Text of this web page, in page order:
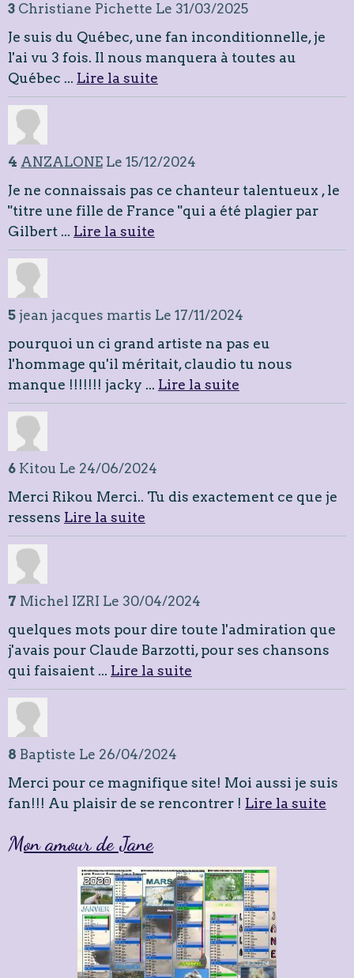
3 Christiane Pichette Le 31/03/2025
Je suis du Québec, une fan inconditionnelle, je
l'ai vu 3 fois. Il nous manquera à toutes au
Québec ... Lire la suite
4 ANZALONE Le 15/12/2024
Je ne connaissais pas ce chanteur talentueux , le
"titre une fille de France "qui a été plagier par
Gilbert ... Lire la suite
5 jean jacques martis Le 17/11/2024
pourquoi un ci grand artiste na pas eu
l'hommage qu'il méritait, claudio tu nous
manque !!!!!!! jacky ... Lire la suite
6 Kitou Le 24/06/2024
Merci Rikou Merci.. Tu dis exactement ce que je
ressens Lire la suite
7 Michel IZRI Le 30/04/2024
quelques mots pour dire toute l'admiration que
j'avais pour Claude Barzotti, pour ses chansons
qui faisaient ... Lire la suite
8 Baptiste Le 26/04/2024
Merci pour ce magnifique site! Moi aussi je suis
fan!!! Au plaisir de se rencontrer ! Lire la suite
Mon amour de Jane